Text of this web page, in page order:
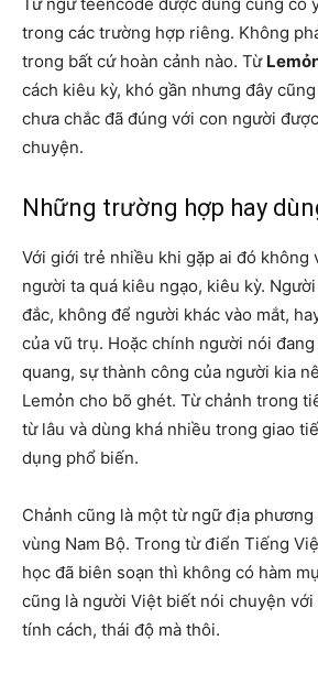
trong các trường hợp riêng. Không
trong bất cứ hoàn cảnh nào. Từ
cách kiêu kỳ, khó gần nhưng đây
chưa chắc đã đúng với con người
chuyện.
Những trường hợp hay
Với giới trẻ nhiều khi gặp ai đó không
người ta quá kiêu ngạo, kiêu kỳ. Người
đắc, không để người khác vào mắt,
của vũ trụ. Hoặc chính người nói
quang, sự thành công của người kia
Lemỏn cho bõ ghét. Từ chảnh trong
từ lâu và dùng khá nhiều trong giao
dụng phổ biến.
Chảnh cũng là một từ ngữ địa
vùng Nam Bộ. Trong từ điển Tiếng
học đã biên soạn thì không có hàm
cũng là người Việt biết nói chuyện
tính cách, thái độ mà thôi.